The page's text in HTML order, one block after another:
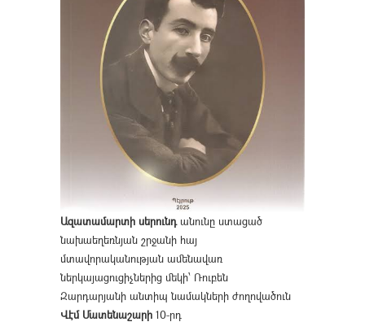
Ազատամարտի սերունդանունը ստացած
նախաեղեռնյան շրջանի հայ
մտավորականության ամենավառ
ներկայացուցիչներից մեկի՝ Ռուբեն
Զարդարյանի անտիպ նամակների ժողովածուն
Վէմ Մատենաշարի 10-րդ